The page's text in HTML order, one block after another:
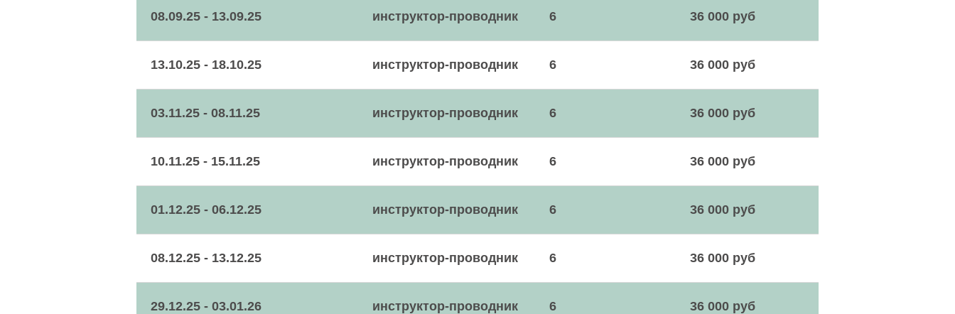
08.09.25 - 13.09.25 инструктор-проводник 6 36 000 руб
13.10.25 - 18.10.25 инструктор-проводник 6 36 000 руб
03.11.25 - 08.11.25 инструктор-проводник 6 36 000 руб
10.11.25 - 15.11.25 инструктор-проводник 6 36 000 руб
01.12.25 - 06.12.25 инструктор-проводник 6 36 000 руб
08.12.25 - 13.12.25 инструктор-проводник 6 36 000 руб
29.12.25 - 03.01.26 инструктор-проводник 6 36 000 руб